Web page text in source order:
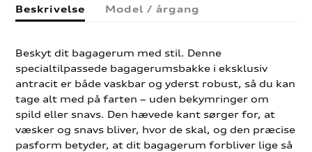
Beskrivelse Model / årgang
Beskyt dit bagagerum med stil. Denne
specialtilpassede bagagerumsbakke i eksklusiv
antracit er både vaskbar og yderst robust, så du kan
tage alt med på farten – uden bekymringer om
spild eller snavs. Den hævede kant sørger for, at
væsker og snavs bliver, hvor de skal, og den præcise
pasform betyder, at dit bagagerum forbliver lige så